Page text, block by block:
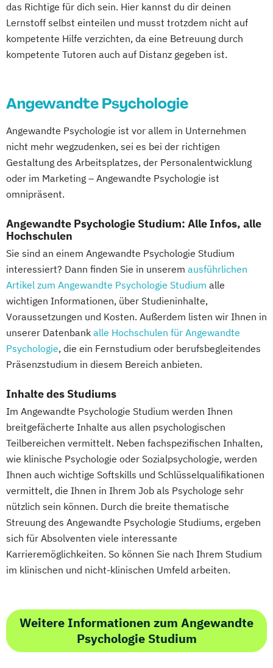
Grundlagenmedizin für Nichtmediziner
Health Economics & Management
Health Management
IT-Management im Gesundheitswesen
Kommunale Prävention und
Gesundheitsförderung
Management von Altenpflegeeinrichtungen
Medical Writing
Netzwerk- und Kooperationsmanagement
Palliativbegleiter/-in
Praxismanagement
Projektmanagement
Prozess- und Qualitätsmanagement
Präventionsmanagement Psychologie
Psychologie für Führungskräfte
Psychologische Grundlagen der sozialen
Arbeit
Psychologische Methodenlehre
Public Health Risikomanagement
Theoriegeleitete Pflege
Präsentieren und Moderieren
Wirtschaftsmathematik
das Richtige für dich sein. Hier kannst du dir deinen
Lernstoff selbst einteilen und musst trotzdem nicht auf
kompetente Hilfe verzichten, da eine Betreuung durch
kompetente Tutoren auch auf Distanz gegeben ist.
Angewandte Psychologie
Angewandte Psychologie ist vor allem in Unternehmen
nicht mehr wegzudenken, sei es bei der richtigen
Gestaltung des Arbeitsplatzes, der Personalentwicklung
oder im Marketing – Angewandte Psychologie ist
omnipräsent.
Angewandte Psychologie Studium: Alle Infos, alle
Hochschulen
Sie sind an einem Angewandte Psychologie Studium
interessiert? Dann finden Sie in unserem ausführlichen
Artikel zum Angewandte Psychologie Studium alle
wichtigen Informationen, über Studieninhalte,
Voraussetzungen und Kosten. Außerdem listen wir Ihnen in
unserer Datenbank alle Hochschulen für Angewandte
Psychologie, die ein Fernstudium oder berufsbegleitendes
Präsenzstudium in diesem Bereich anbieten.
Inhalte des Studiums
Im Angewandte Psychologie Studium werden Ihnen
breitgefächerte Inhalte aus allen psychologischen
Teilbereichen vermittelt. Neben fachspezifischen Inhalten,
wie klinische Psychologie oder Sozialpsychologie, werden
Ihnen auch wichtige Softskills und Schlüsselqualifikationen
vermittelt, die Ihnen in Ihrem Job als Psychologe sehr
nützlich sein können. Durch die breite thematische
Streuung des Angewandte Psychologie Studiums, ergeben
sich für Absolventen viele interessante
Karrieremöglichkeiten. So können Sie nach Ihrem Studium
im klinischen und nicht-klinischen Umfeld arbeiten.
Weitere Informationen zum Angewandte
Psychologie Studium